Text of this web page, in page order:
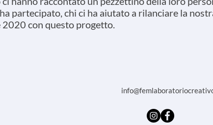
partecipato, chi ci ha aiutato a rilanciare la
2020 con questo progetto.